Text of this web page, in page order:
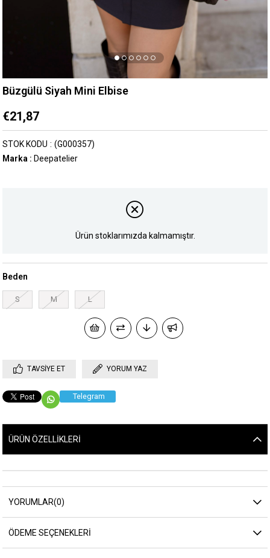
Büzgülü Siyah Mini Elbise
€21,87
(G000357)
STOK KODU
Marka : Deepatelier
Ürün stoklarımızda kalmamıştır.
Beden
S M L
TAVSIYE ET YORUM YAZ
Telegram
ÜRÜN ÖZELLIKLERI
YORUMLAR(0)
ÖDEME SEÇENEKLERI